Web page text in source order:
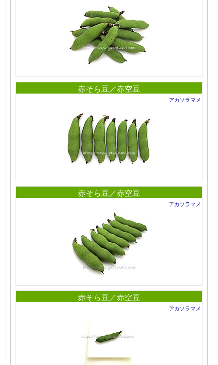
赤そら豆／赤空豆
アカソラマメ
赤そら豆／赤空豆
アカソラマメ
赤そら豆／赤空豆
アカソラマメ